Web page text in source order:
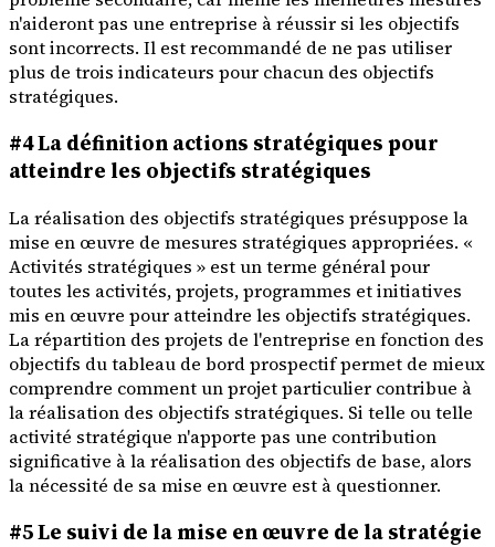
n'aideront pas une entreprise à réussir si les objectifs
sont incorrects. Il est recommandé de ne pas utiliser
plus de trois indicateurs pour chacun des objectifs
stratégiques.
#4 La définition actions stratégiques pour
atteindre les objectifs stratégiques
La réalisation des objectifs stratégiques présuppose la
mise en œuvre de mesures stratégiques appropriées. «
Activités stratégiques » est un terme général pour
toutes les activités, projets, programmes et initiatives
mis en œuvre pour atteindre les objectifs stratégiques.
La répartition des projets de l'entreprise en fonction des
objectifs du tableau de bord prospectif permet de mieux
comprendre comment un projet particulier contribue à
la réalisation des objectifs stratégiques. Si telle ou telle
activité stratégique n'apporte pas une contribution
significative à la réalisation des objectifs de base, alors
la nécessité de sa mise en œuvre est à questionner.
#5 Le suivi de la mise en œuvre de la stratégie